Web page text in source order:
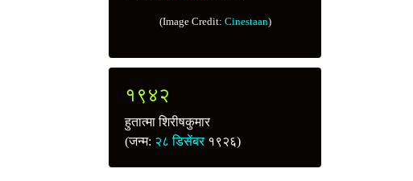
(Image Credit: Cinestaan)
१९४२
हुतात्मा शिरीषकुमार
(जन्म: २८ डिसेंबर१९२६)